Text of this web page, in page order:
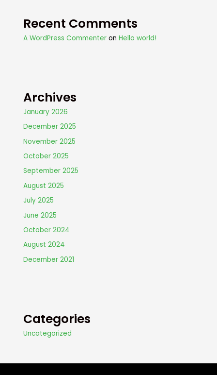
Recent Comments
A WordPress Commenter onHello world!
Archives
January 2026
December 2025
November 2025
October 2025
September 2025
August 2025
July 2025
June 2025
October 2024
August 2024
December 2021
Categories
Uncategorized